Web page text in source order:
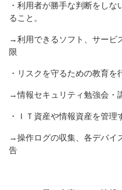
・利用者が勝手な判断をし
ること。
→利用できるソフト、サービ
限
・リスクを守るための教育を
→情報セキュリティ勉強会・
・ＩＴ資産や情報資産を管理
→操作ログの収集、各デバイ
告